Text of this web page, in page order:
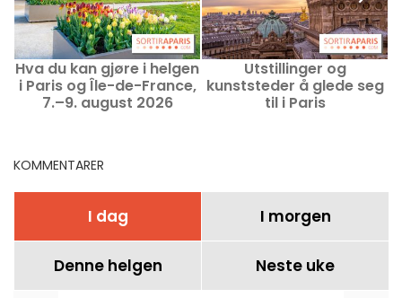
Hva du kan gjøre i helgen
i Paris og Île-de-France,
7.–9. august 2026
Utstillinger og
kunststeder å glede seg
til i Paris
KOMMENTARER
I dag I morgen
Denne helgen Neste uke